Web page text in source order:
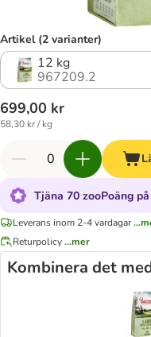
Artikel (2 varianter)
12 kg
967209.2
699,00 kr
58,30 kr / kg
Tjäna 70 zooPoäng
Leverans inom 2-4 vardagar
Returpolicy...mer
Kombinera det